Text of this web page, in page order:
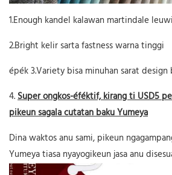
1.Enough kandel kalawan martindale
2.Bright kelir sarta fastness warna tinggi
épék 3.Variety bisa minuhan sarat design
4.Super ongkos-éféktif, kirang ti USD5
pikeun sagala cutatan baku Yumeya
Dina waktos anu sami, pikeun
Yumeya tiasa nyayogikeun jasa anu